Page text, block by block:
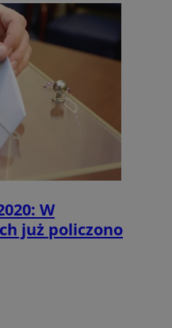
W
już policzono